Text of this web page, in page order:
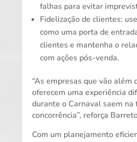
falhas para evitar
Fidelização de clientes:
como uma porta de
clientes e mantenha o
com ações pós-venda.
“As empresas que vão além
oferecem uma experiência
durante o Carnaval saem na
concorrência”, reforça
Com um planejamento